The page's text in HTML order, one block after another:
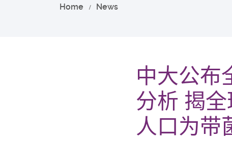
Home News
中大公布
分析 揭
人口为带